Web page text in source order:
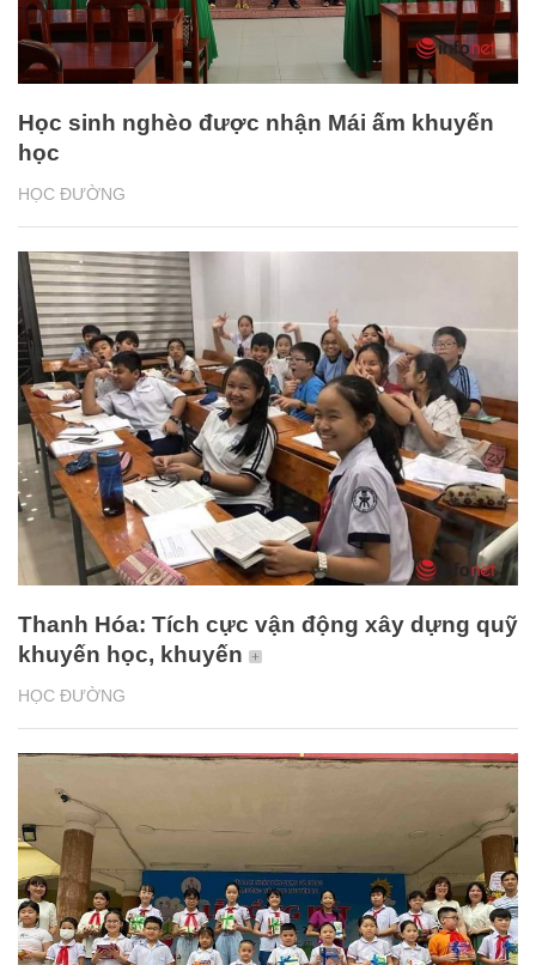
HỌC ĐƯỜNG
Học sinh nghèo được nhận Mái ấm khuyến
học
HỌC ĐƯỜNG
Thanh Hóa: Tích cực vận động xây dựng quỹ
khuyến học, khuyến